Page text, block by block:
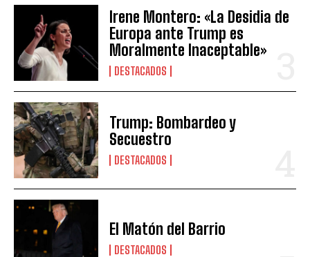
Irene Montero: «La Desidia de
Europa ante Trump es
Moralmente Inaceptable»
DESTACADOS
Trump: Bombardeo y
Secuestro
DESTACADOS
El Matón del Barrio
DESTACADOS